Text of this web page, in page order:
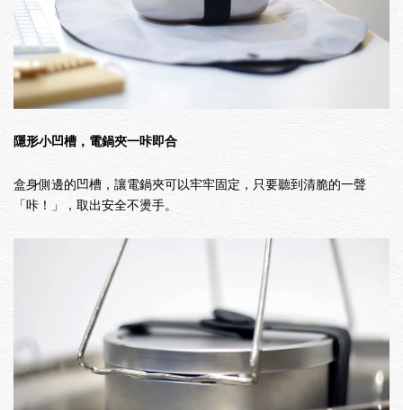
隱形小凹槽，電鍋夾一咔即合
盒身側邊的凹槽，讓電鍋夾可以牢牢固定，只要聽到清脆的一聲
「咔！」，取出安全不燙手。